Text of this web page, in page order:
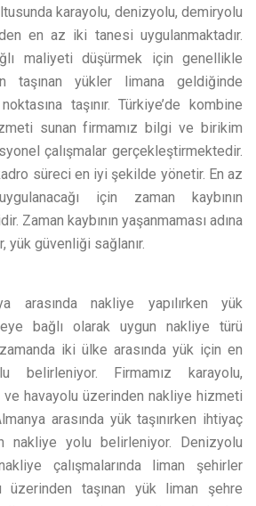
karayolu, denizyolu, demiryolu
en az iki tanesi uygulanmaktadır.
maliyeti düşürmek için genellikle
taşınan yükler limana geldiğinde
taşınır. Türkiye’de kombine
sunan firmamız bilgi ve birikim
çalışmalar gerçekleştirmektedir.
süreci en iyi şekilde yönetir. En az
için zaman kaybının
Zaman kaybının yaşanmaması adına
yük güvenliği sağlanır.
arasında nakliye yapılırken yük
bağlı olarak uygun nakliye türü
iki ülke arasında yük için en
belirleniyor. Firmamız karayolu,
havayolu üzerinden nakliye hizmeti
arasında yük taşınırken ihtiyaç
nakliye yolu belirleniyor. Denizyolu
çalışmalarında liman şehirler
üzerinden taşınan yük liman şehre